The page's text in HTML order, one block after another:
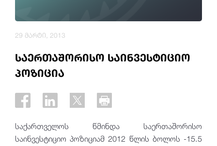
საერთაშორისო საინვესტიციო
პოზიცია
29 მარტი, 2013
საქართველოს წმინდა საერთაშორისო
საინვესტიციო პოზიციამ 2012 წლის ბოლოს -15.5